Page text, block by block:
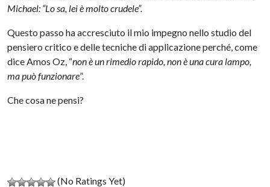
Michael: “Lo sa, lei è molto crudele”.
Questo passo ha accresciuto il mio impegno nello studio del
pensiero critico e delle tecniche di applicazione perché, come
dice Amos Oz, “non è un rimedio rapido, non è una cura lampo,
ma può funzionare”.
Che cosa ne pensi?
(No Ratings Yet)